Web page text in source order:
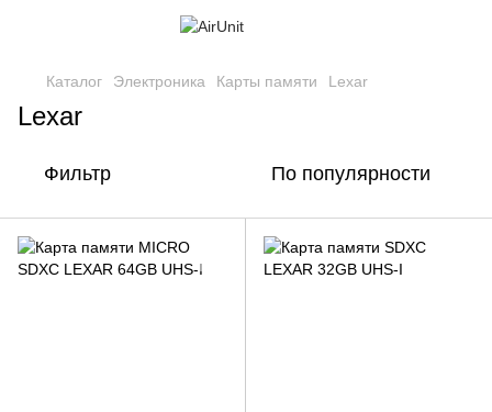
Каталог Электроника Карты памяти Lexar
Lexar
Фильтр По популярности